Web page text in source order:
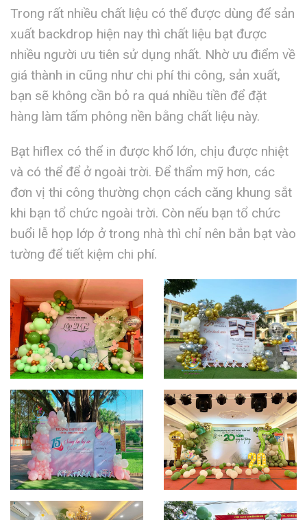
Trong rất nhiều chất liệu có thể được dùng để sản
xuất backdrop hiện nay thì chất liệu bạt được
nhiều người ưu tiên sử dụng nhất. Nhờ ưu điểm về
giá thành in cũng như chi phí thi công, sản xuất,
bạn sẽ không cần bỏ ra quá nhiều tiền để đặt
hàng làm tấm phông nền bằng chất liệu này.
Bạt hiflex có thể in được khổ lớn, chịu được nhiệt
và có thể để ở ngoài trời. Để thẩm mỹ hơn, các
đơn vị thi công thường chọn cách căng khung sắt
khi bạn tổ chức ngoài trời. Còn nếu bạn tổ chức
buổi lễ họp lớp ở trong nhà thì chỉ nên bắn bạt vào
tường để tiết kiệm chi phí.